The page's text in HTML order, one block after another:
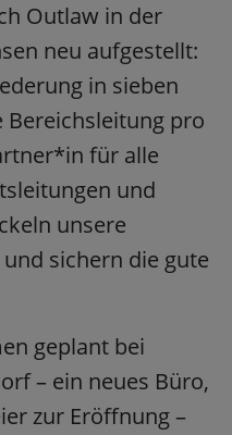
Outlaw in der
neu aufgestellt:
in sieben
Bereichsleitung pro
für alle
und
unsere
sichern die gute
geplant bei
– ein neues Büro,
zur Eröffnung –